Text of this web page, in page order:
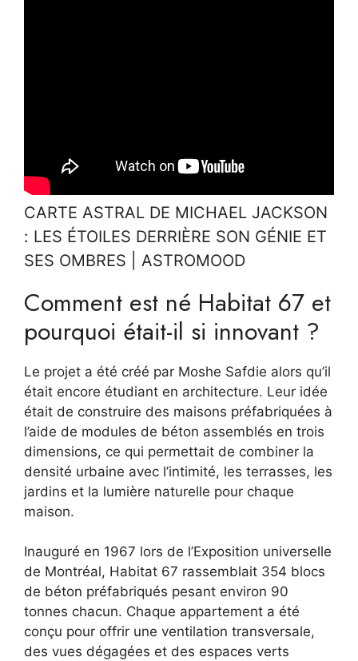
CARTE ASTRAL DE MICHAEL JACKSON
: LES ÉTOILES DERRIÈRE SON GÉNIE ET ​​
SES OMBRES | ASTROMOOD
Comment est né Habitat 67 et
pourquoi était-il si innovant ?
Le projet a été créé par Moshe Safdie alors qu’il
était encore étudiant en architecture. Leur idée
était de construire des maisons préfabriquées à
l’aide de modules de béton assemblés en trois
dimensions, ce qui permettait de combiner la
densité urbaine avec l’intimité, les terrasses, les
jardins et la lumière naturelle pour chaque
maison.
Inauguré en 1967 lors de l’Exposition universelle
de Montréal, Habitat 67 rassemblait 354 blocs
de béton préfabriqués pesant environ 90
tonnes chacun. Chaque appartement a été
conçu pour offrir une ventilation transversale,
des vues dégagées et des espaces verts